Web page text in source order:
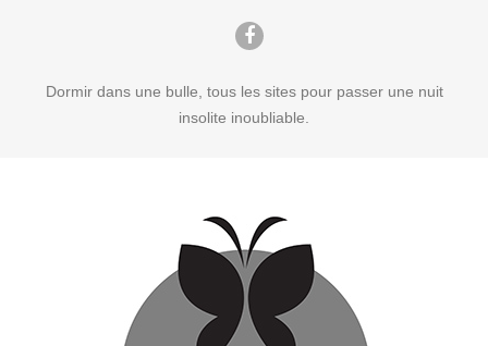
Dormir dans une bulle, tous les sites pour passer une nuit
insolite inoubliable.